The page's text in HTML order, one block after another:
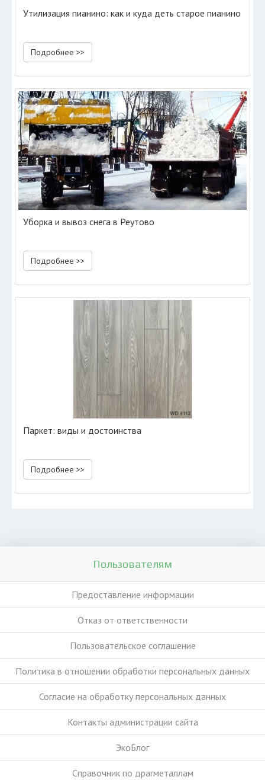
Утилизация пианино: как и куда деть старое пианино
Подробнее >>
Уборка и вывоз снега в Реутово
Подробнее >>
Паркет: виды и достоинства
Подробнее >>
Пользователям
Предоставление информации
Отказ от ответственности
Пользовательское соглашение
Политика в отношении обработки персональных данных
Согласие на обработку персональных данных
Контакты администрации сайта
ЭкоБлог
Справочник по драгметаллам